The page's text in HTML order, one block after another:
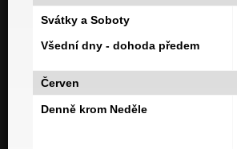
Svátky a Soboty
Všední dny - dohoda předem
Červen
Denně krom Neděle